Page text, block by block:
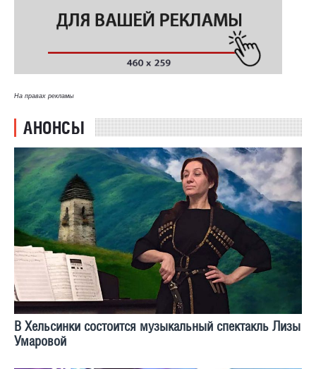
На правах рекламы
АНОНСЫ
В Хельсинки состоится музыкальный спектакль Лизы
Умаровой